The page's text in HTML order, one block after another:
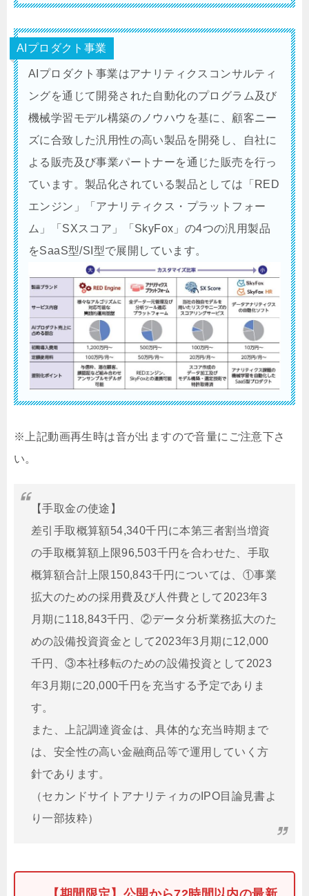
AIプロダクト事業
AIプロダクト事業はアナリティクスコンサルティ
ングを通じて開発された自動化のプログラム及び
機械学習モデル構築のノウハウを基に、顧客ニー
ズに合致した汎用性の高い製品を開発し、自社に
よる販売及び事業パートナーを通じた販売を行っ
ています。製品化されている製品としては「RED
エンジン」「アナリティクス・プラットフォー
ム」「SXスコア」「SkyFox」の4つの汎用製品
をSaaS型/SI型で展開しています。
※上記動画再生時は音が出ますので音量にご注意下さ
い。
【手取金の使途】
差引手取概算額54,340千円に本第三者割当増資
の手取概算額上限96,503千円を合わせた、手取
概算額合計上限150,843千円については、①事業
拡大のための採用費及び人件費として2023年3
月期に118,843千円、②データ分析業務拡大のた
めの設備投資資金として2023年3月期に12,000
千円、③本社移転のための設備投資として2023
年3月期に20,000千円を充当する予定でありま
す。
また、上記調達資金は、具体的な充当時期まで
は、安全性の高い金融商品等で運用していく方
針であります。
（セカンドサイトアナリティカのIPO目論見書よ
り一部抜粋）